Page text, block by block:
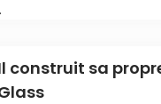
construit sa